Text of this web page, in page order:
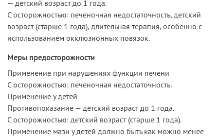
— детский возраст до 1 года.
C осторожностью: печеночная недостаточность, детский
возраст (старше 1 года), длительная терапия, особенно с
использованием окклюзионных повязок.
Меры предосторожности
Применение при нарушениях функции печени
C осторожностью: печеночная недостаточность.
Применение у детей
Противопоказание — детский возраст до 1 года.
C осторожностью: детский возраст (старше 1 года).
Применение мази у детей должно быть как можно менее